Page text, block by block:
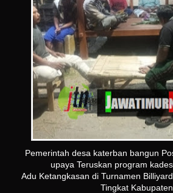
Pemerintah desa katerban bangun
upaya Teruskan program
Adu Ketangkasan di Turnamen
Tingkat Kabupaten